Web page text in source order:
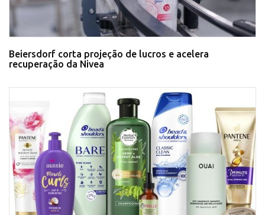
Beiersdorf corta projeção de lucros e acelera
recuperação da Nivea